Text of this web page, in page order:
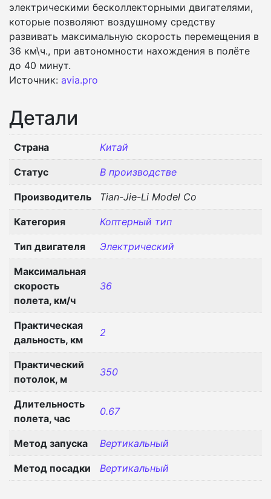
электрическими бесколлекторными двигателями,
которые позволяют воздушному средству
развивать максимальную скорость перемещения в
36 км\ч., при автономности нахождения в полёте
до 40 минут.
Источник: avia.pro
Детали
Страна Китай
Статус В производстве
Производитель Tian-Jie-Li Model Co
Категория Коптерный тип
Тип двигателя Электрический
Максимальная
скорость
полета, км/ч
36
Практическая
дальность, км
2
Практический
потолок, м
350
Длительность
полета, час
0.67
Метод запуска Вертикальный
Метод посадки Вертикальный